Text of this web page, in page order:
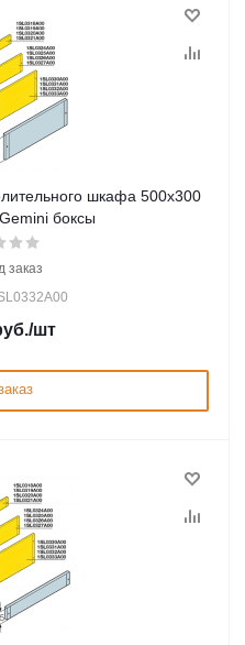
шкафа 500x300
боксы
заказ
/шт